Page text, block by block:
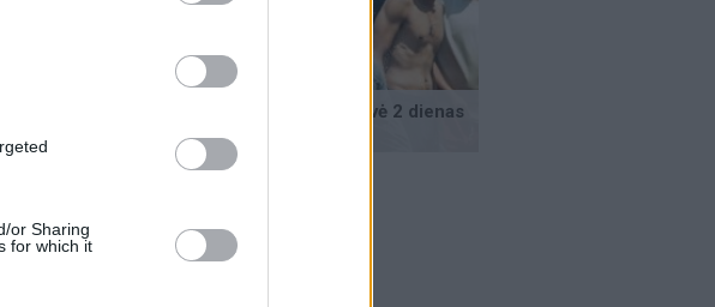
or Sharing
for which it